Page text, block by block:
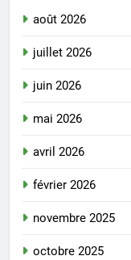
août 2026
juillet 2026
juin 2026
mai 2026
avril 2026
février 2026
novembre 2025
octobre 2025